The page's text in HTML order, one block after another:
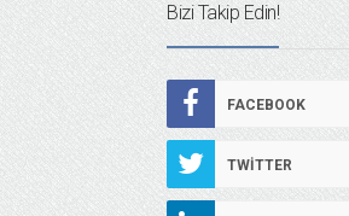
Bizi Takip Edin!
FACEBOOK
TWITTER